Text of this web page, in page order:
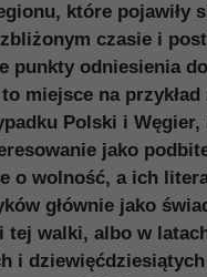
które pojawiły
czasie i
punkty odniesienia
miejsce na przykład
Polski i Węgier,
jako
o wolność, a ich
głównie jako
tej walki, albo w
i